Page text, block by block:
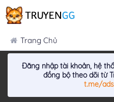
Trang Chủ
Đăng nhập tài khoản, hệ
đồng bộ theo dõi từ
t.me/